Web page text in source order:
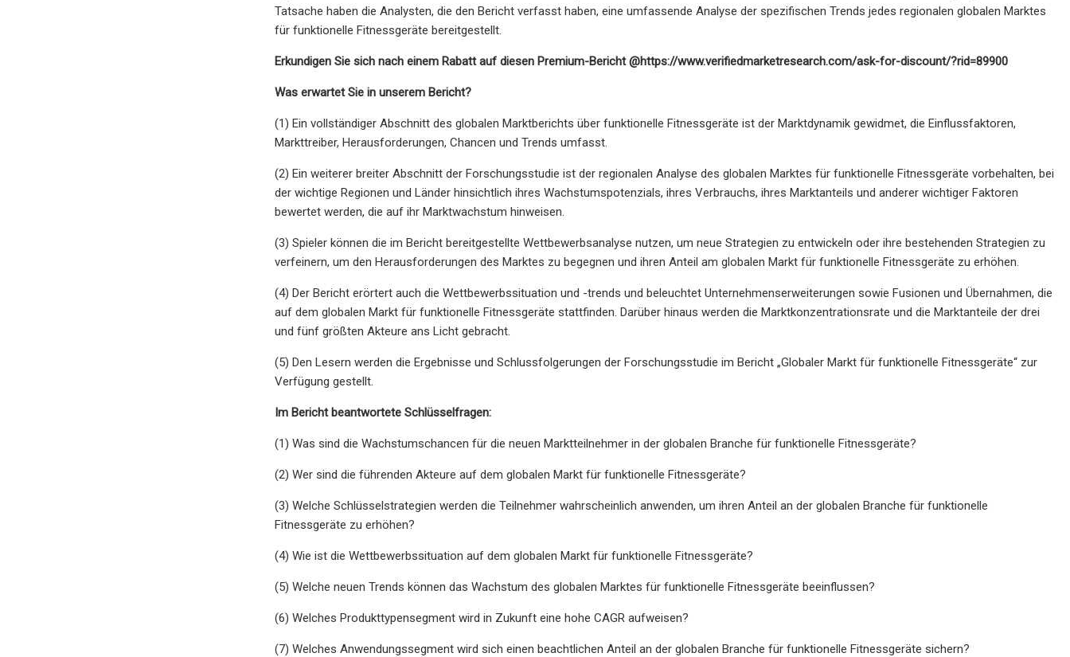
Tatsache haben die Analysten, die den Bericht verfasst haben, eine umfassende Analyse der spezifischen Trends jedes regionalen globalen Marktes
für funktionelle Fitnessgeräte bereitgestellt.
Erkundigen Sie sich nach einem Rabatt auf diesen Premium-Bericht @https://www.verifiedmarketresearch.com/ask-for-discount/?rid=89900
Was erwartet Sie in unserem Bericht?
(1) Ein vollständiger Abschnitt des globalen Marktberichts über funktionelle Fitnessgeräte ist der Marktdynamik gewidmet, die Einflussfaktoren,
Markttreiber, Herausforderungen, Chancen und Trends umfasst.
(2) Ein weiterer breiter Abschnitt der Forschungsstudie ist der regionalen Analyse des globalen Marktes für funktionelle Fitnessgeräte vorbehalten, bei
der wichtige Regionen und Länder hinsichtlich ihres Wachstumspotenzials, ihres Verbrauchs, ihres Marktanteils und anderer wichtiger Faktoren
bewertet werden, die auf ihr Marktwachstum hinweisen.
(3) Spieler können die im Bericht bereitgestellte Wettbewerbsanalyse nutzen, um neue Strategien zu entwickeln oder ihre bestehenden Strategien zu
verfeinern, um den Herausforderungen des Marktes zu begegnen und ihren Anteil am globalen Markt für funktionelle Fitnessgeräte zu erhöhen.
(4) Der Bericht erörtert auch die Wettbewerbssituation und -trends und beleuchtet Unternehmenserweiterungen sowie Fusionen und Übernahmen, die
auf dem globalen Markt für funktionelle Fitnessgeräte stattfinden. Darüber hinaus werden die Marktkonzentrationsrate und die Marktanteile der drei
und fünf größten Akteure ans Licht gebracht.
(5) Den Lesern werden die Ergebnisse und Schlussfolgerungen der Forschungsstudie im Bericht „Globaler Markt für funktionelle Fitnessgeräte“ zur
Verfügung gestellt.
Im Bericht beantwortete Schlüsselfragen:
(1) Was sind die Wachstumschancen für die neuen Marktteilnehmer in der globalen Branche für funktionelle Fitnessgeräte?
(2) Wer sind die führenden Akteure auf dem globalen Markt für funktionelle Fitnessgeräte?
(3) Welche Schlüsselstrategien werden die Teilnehmer wahrscheinlich anwenden, um ihren Anteil an der globalen Branche für funktionelle
Fitnessgeräte zu erhöhen?
(4) Wie ist die Wettbewerbssituation auf dem globalen Markt für funktionelle Fitnessgeräte?
(5) Welche neuen Trends können das Wachstum des globalen Marktes für funktionelle Fitnessgeräte beeinflussen?
(6) Welches Produkttypensegment wird in Zukunft eine hohe CAGR aufweisen?
(7) Welches Anwendungssegment wird sich einen beachtlichen Anteil an der globalen Branche für funktionelle Fitnessgeräte sichern?